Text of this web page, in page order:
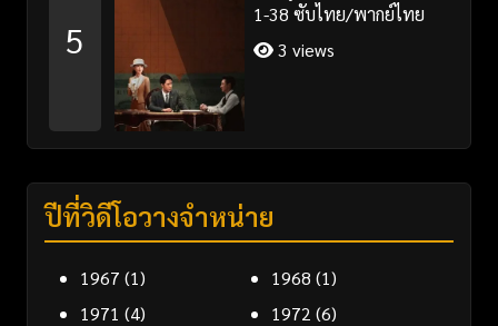
5
1-38 ซับไทย/พากย์ไทย
3 views
ปีที่วิดีโอวางจำหน่าย
1967 (1) 1968 (1)
1971 (4) 1972 (6)